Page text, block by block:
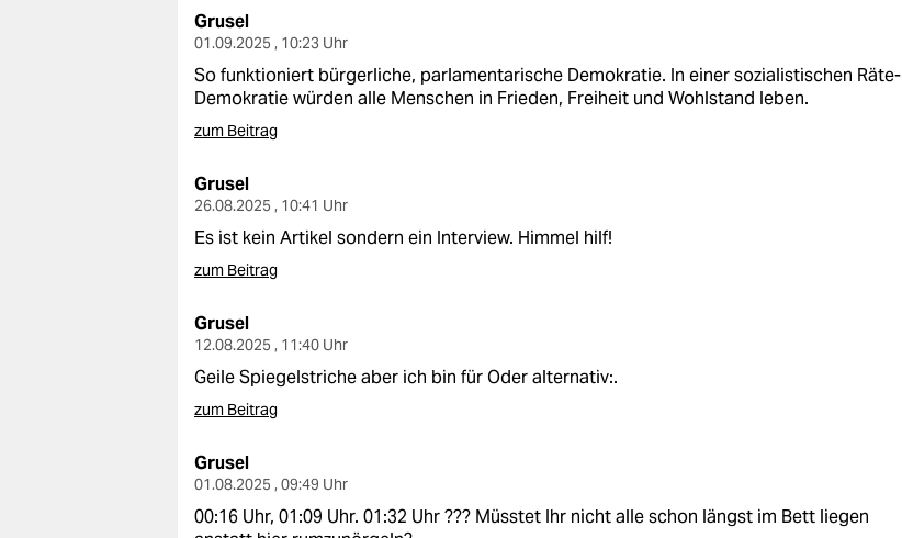
Grusel
01.09.2025 , 10:23 Uhr
So funktioniert bürgerliche, parlamentarische Demokratie. In einer sozialistischen Räte-
Demokratie würden alle Menschen in Frieden, Freiheit und Wohlstand leben.
zum Beitrag
Grusel
26.08.2025 , 10:41 Uhr
Es ist kein Artikel sondern ein Interview. Himmel hilf!
zum Beitrag
Grusel
12.08.2025 , 11:40 Uhr
Geile Spiegelstriche aber ich bin für Oder alternativ:.
zum Beitrag
Grusel
01.08.2025 , 09:49 Uhr
00:16 Uhr, 01:09 Uhr. 01:32 Uhr ??? Müsstet Ihr nicht alle schon längst im Bett liegen